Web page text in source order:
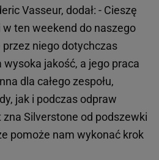
Vasseur, dodał: - Cieszę
w ten weekend do naszego
niego dotychczas
jakość, a jego praca
dla całego zespołu,
jak i podczas odpraw
Silverstone od podszewki
pomoże nam wykonać krok